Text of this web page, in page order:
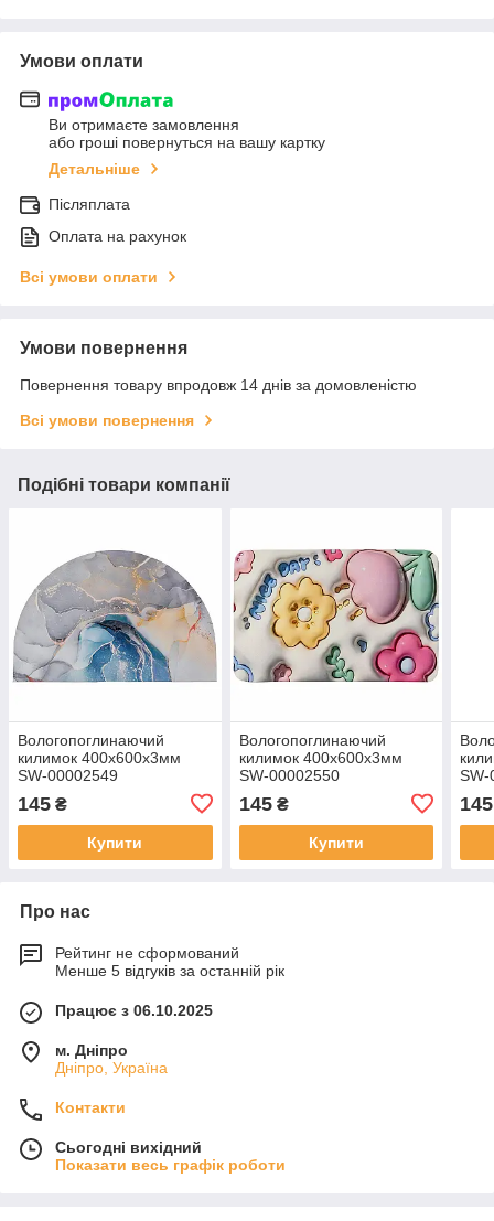
Умови оплати
Ви отримаєте замовлення
або гроші повернуться на вашу картку
Детальніше
Післяплата
Оплата на рахунок
Всі умови оплати
Умови повернення
Повернення товару впродовж 14 днів за домовленістю
Всі умови повернення
Подібні товари компанії
Вологопоглинаючий
килимок 400х600х3мм
SW-00002549
145 ₴
Купити
Вологопоглинаючий
килимок 400х600х3мм
SW-00002550
145₴
Купити
SW-
145
Про нас
Рейтинг не сформований
Менше 5 відгуків за останній рік
Працює з 06.10.2025
м. Дніпро
Дніпро, Україна
Контакти
Сьогодні вихідний
Показати весь графік роботи